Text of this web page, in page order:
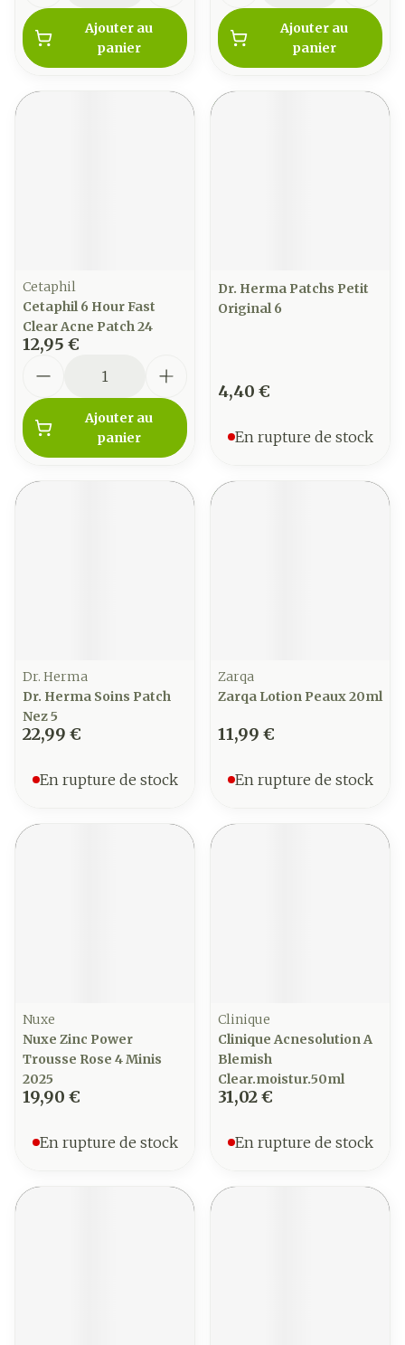
Ajouter au
panier
Ajouter au
panier
Cetaphil
Cetaphil 6 Hour Fast
Clear Acne Patch 24
12,95 €
Ajouter au
panier
Dr. Herma Patchs Petit
Original 6
4,40 €
En rupture de stock
Dr. Herma
Dr. Herma Soins Patch
Nez 5
22,99 €
En rupture de stock
Zarqa
Zarqa Lotion Peaux 20ml
11,99 €
En rupture de stock
Nuxe
Nuxe Zinc Power
Trousse Rose 4 Minis
2025
19,90 €
En rupture de stock
Clinique
Clinique Acnesolution A
Blemish
Clear.moistur.50ml
31,02 €
En rupture de stock